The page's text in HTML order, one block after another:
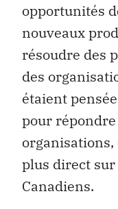
opportunités
nouveaux
résoudre des
des
étaient
pour
plus direct
Canadiens.